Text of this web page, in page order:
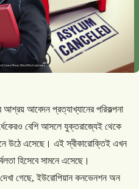
আশ্রয় আবেদন প্রত্যাখ্যানের পরিকল্পনা
বেশি আসলে যুক্তরাজ্যেই থেকে
উঠে এসেছে। এই স্বীকারোক্তিই এখন
হিসেবে সামনে এসেছে।
দেখা গেছে,ইউরোপিয়ান কনভেনশন অন